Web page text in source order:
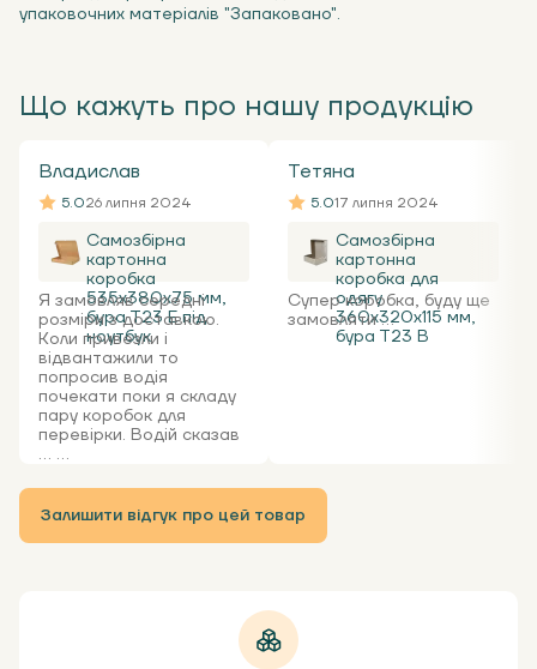
упаковочних матеріалів "Запаковано".
Що кажуть про нашу продукцію
Владислав
5.026 липня 2024
Самозбірна
картонна
коробка
535x380x75 мм,
бура Т23 Е під
ноутбук
Я замовляв середні
розміри з доставкою.
Коли привезли і
відвантажили то
попросив водія
почекати поки я складу
пару коробок для
перевірки. Водій сказав
... ...
Тетяна
5.017 липня 2024
Самозбірна
картонна
коробка для
одягу
360х320х115 мм,
бура Т23 В
Супер коробка, буду ще
замовляти ...
Залишити відгук про цей товар